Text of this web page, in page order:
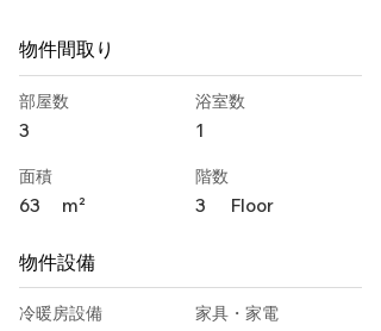
物件間取り
部屋数
3
面積
63 m²
浴室数
1
階数
3 Floor
物件設備
冷暖房設備 家具・家電